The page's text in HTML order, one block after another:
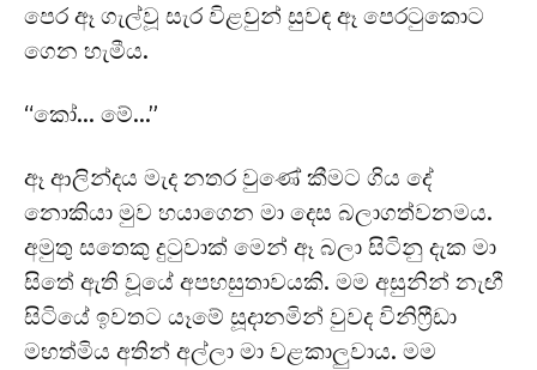
පෙර ඈ ගැල්වූ සැර විළවුන් සුවඳ ඈ පෙරටුකොට
ගෙන හැමීය.
“කෝ… මේ…”
ඈ ආලින්දය මැද නතර වුණේ කීමට ගිය දේ
නොකියා මුව හයාගෙන මා දෙස බලාගත්වනමය.
අමුතු සතෙකු දුටුවාක් මෙන් ඈ බලා සිටිනු දැක මා
සිතේ ඇති වූයේ අපහසුතාවයකි. මම අසුනින් නැඟී
සිටියේ ඉවතට යෑමේ සූදානමින් වුවද විනිෆ්‍රීඩා
මහත්මිය අතින් අල්ලා මා වළකාලුවාය. මම